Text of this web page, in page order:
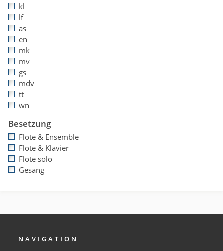
kl
lf
as
en
mk
mv
gs
mdv
tt
wn
Besetzung
Flöte & Ensemble
Flöte & Klavier
Flöte solo
Gesang
NAVIGATION